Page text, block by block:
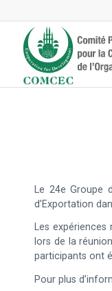
Le 24e Groupe
d’Exportation
Les expériences
lors de la
participants ont
Pour plus